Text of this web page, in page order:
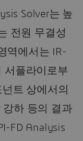
Solver는 높
전원 무결성
역에서는 IR-
서플라이로부
트 상에서의
강하 등의 결과
FD Analysis